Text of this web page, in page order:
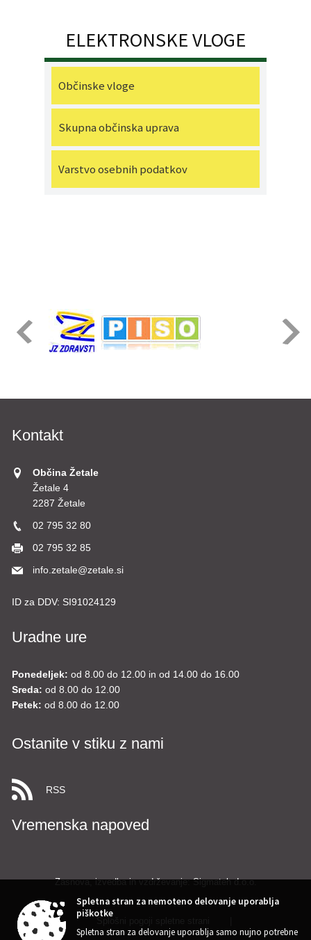
ELEKTRONSKE VLOGE
Občinske vloge
Skupna občinska uprava
Varstvo osebnih podatkov
Kontakt
Občina Žetale
Žetale 4
2287 Žetale
02 795 32 80
02 795 32 85
info.zetale@zetale.si
ID za DDV: SI91024129
Uradne ure
Ponedeljek: od 8.00 do 12.00 in od 14.00 do 16.00
Sreda: od 8.00 do 12.00
Petek: od 8.00 do 12.00
Ostanite v stiku z nami
RSS
Vremenska napoved
Zasnova, izvedba in vzdrževanje: Sigmateh d.o.o.
Spletna stran za nemoteno delovanje uporablja
piškotke
Spletna stran za delovanje uporablja samo nujno potrebne